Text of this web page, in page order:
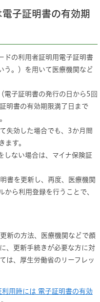
子証明書の有効期
ドの利用者証明用電子証明書
う。）を用いて医療機関など
子証明書の発行の日から5回
明書の有効期限満了日まで
失効した場合でも、3か月間
ます。
ない場合は、マイナ保険証
書を更新し、再度、医療機関
から利用登録を行うことで、
新の方法、医療機関などで顔
、更新手続きが必要な方に対
は、厚生労働省のリーフレッ
利用時には 電子証明書の有効